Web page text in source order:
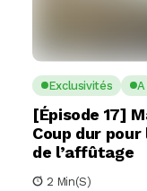
Exclusivités A
[Épisode 17]
Coup dur
de l’affûtage
2 Min(s)